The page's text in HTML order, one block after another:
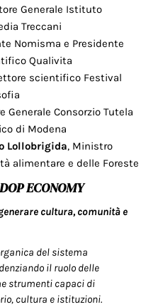
Generale Istituto
Treccani
Nomisma e Presidente
Qualivita
scientifico Festival
Generale Consorzio Tutela
di Modena
Lollobrigida, Ministro
alimentare e delle Foreste
ECONOMY
cultura, comunità e
del sistema
il ruolo delle
strumenti capaci di
cultura e istituzioni.